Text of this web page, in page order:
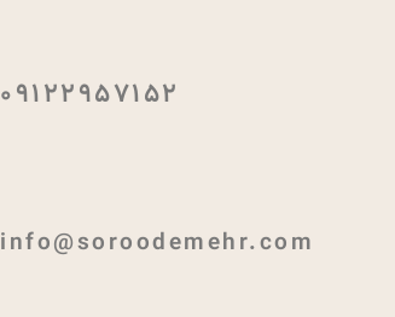
09122957152
info@soroodemehr.com